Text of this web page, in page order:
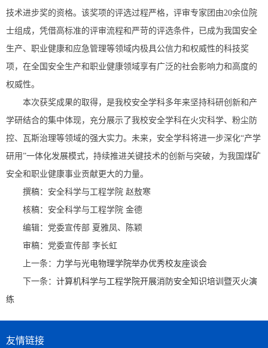
技术进步奖的资格。该奖项的评选过程严格，评审专家团由20余位院
士组成，凭借高标准的评审流程和严苛的评选条件，已成为我国安全
生产、职业健康和应急管理等领域内极具公信力和权威性的科技奖
项，在全国安全生产和职业健康领域享有广泛的社会影响力和高度的
权威性。
本次获奖成果的取得，是我校安全学科多年来坚持科研创新和产
学研结合的集中体现，充分展示了我校安全学科在火灾科学、粉尘防
控、瓦斯治理等领域的强大实力。未来，安全学科将进一步深化“产学
研用”一体化发展模式，持续推进关键技术的创新与突破，为我国煤矿
安全和职业健康事业贡献更大的力量。
撰稿：安全科学与工程学院 赵敖寒
核稿：安全科学与工程学院 金德
编辑：党委宣传部 夏雅凤、陈颖
审稿：党委宣传部 李长虹
上一条： 力学与光电物理学院举办优秀校友座谈会
下一条： 计算机科学与工程学院开展消防安全知识培训暨灭火演
练
友情链接